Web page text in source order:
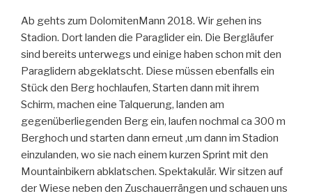
Ab gehts zum DolomitenMann 2018. Wir gehen ins
Stadion. Dort landen die Paraglider ein. Die Bergläufer
sind bereits unterwegs und einige haben schon mit den
Paraglidern abgeklatscht. Diese müssen ebenfalls ein
Stück den Berg hochlaufen, Starten dann mit ihrem
Schirm, machen eine Talquerung, landen am
gegenüberliegenden Berg ein, laufen nochmal ca 300 m
Berghoch und starten dann erneut ,um dann im Stadion
einzulanden, wo sie nach einem kurzen Sprint mit den
Mountainbikern abklatschen. Spektakulär. Wir sitzen auf
der Wiese neben den Zuschauerrängen und schauen uns